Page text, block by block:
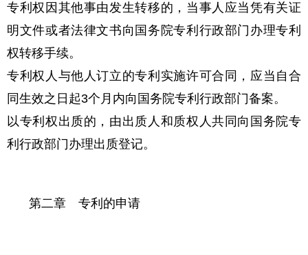
专利权因其他事由发生转移的，当事人应当凭有关证
明文件或者法律文书向国务院专利行政部门办理专利
权转移手续。
专利权人与他人订立的专利实施许可合同，应当自合
同生效之日起3个月内向国务院专利行政部门备案。
以专利权出质的，由出质人和质权人共同向国务院专
利行政部门办理出质登记。
第二章 专利的申请